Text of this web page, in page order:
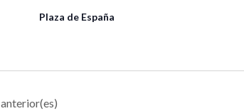
Plaza de España
anterior(es)